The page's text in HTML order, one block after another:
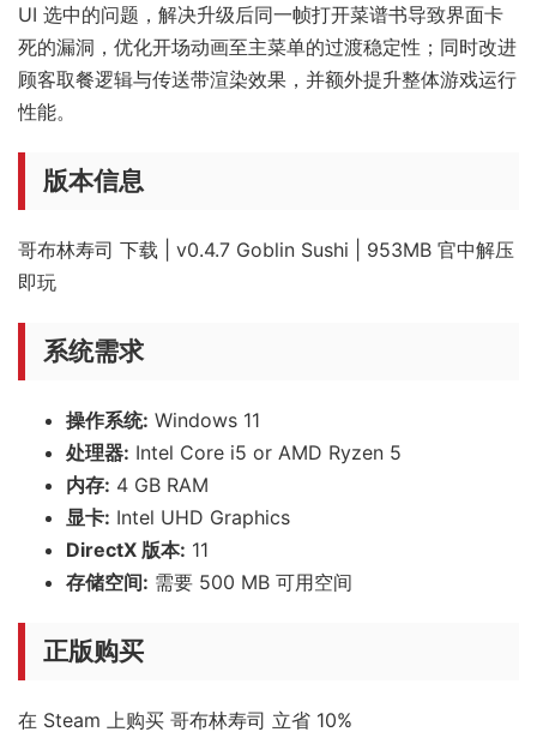
UI 选中的问题，解决升级后同一帧打开菜谱书导致界面卡
死的漏洞，优化开场动画至主菜单的过渡稳定性；同时改进
顾客取餐逻辑与传送带渲染效果，并额外提升整体游戏运行
性能。
版本信息
哥布林寿司 下载 | v0.4.7 Goblin Sushi | 953MB 官中解压
即玩
系统需求
操作系统: Windows 11
处理器: Intel Core i5 or AMD Ryzen 5
内存: 4 GB RAM
显卡: Intel UHD Graphics
DirectX 版本: 11
存储空间: 需要 500 MB 可用空间
正版购买
在 Steam 上购买 哥布林寿司 立省 10%